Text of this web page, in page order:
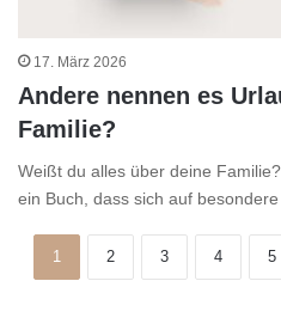
17. März 2026
Andere nennen es
Familie?
Weißt du alles über deine
ein Buch, dass sich auf
1 2 3 4 5